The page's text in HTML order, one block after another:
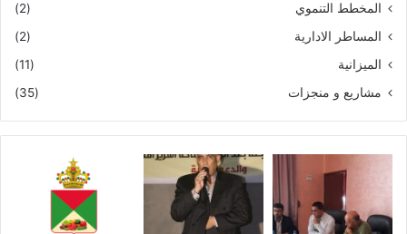
المخطط التنموي
(2)
المساطر الادارية
(2)
الميزانية
(11)
مشاريع و منجزات
(35)